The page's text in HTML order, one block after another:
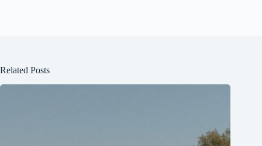
Related Posts